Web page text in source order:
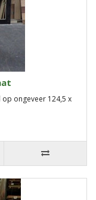
ongeveer 124,5 x